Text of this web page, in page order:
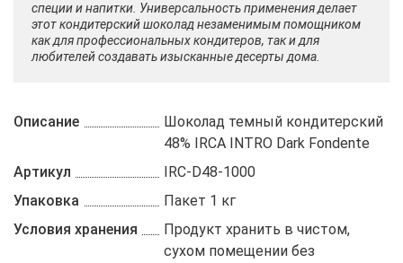
специи и напитки. Универсальность применения делает
этот кондитерский шоколад незаменимым помощником
как для профессиональных кондитеров, так и для
любителей создавать изысканные десерты дома.
Описание
Шоколад темный кондитерский
48% IRCA INTRO Dark Fondente
Артикул
IRC-D48-1000
Упаковка
Пакет 1 кг
Условия хранения
Продукт хранить в чистом,
сухом помещении без